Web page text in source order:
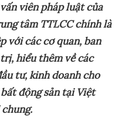
viên pháp luật của
tâm TTLCCchính là
với các cơ quan, ban
hiểu thêm về các
tư, kinh doanh cho
động sản tại Việt